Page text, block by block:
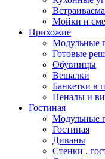
Мойки и
Прихожие
Модульные
Готовые
Обувницы
Вешалки
Банкетки в
Пеналы и
Гостиная
Модульные
Гостиная
Диваны
Стенки ,